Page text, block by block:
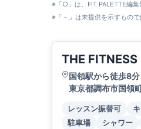
※「○」は、FIT PALETTE編集
※「－」は未提供を示すもの
THE FITNESS
国領駅から徒歩8分
東京都調布市国領
レッスン振替可
駐車場
シャワー